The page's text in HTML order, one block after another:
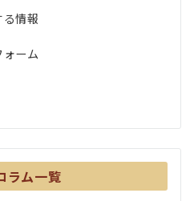
情報
ーム
ラム一覧